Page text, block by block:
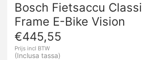
Bosch Fietsaccu
Frame E-Bike Vision
€445,55
Prijs incl BTW
(Inclusa tassa)